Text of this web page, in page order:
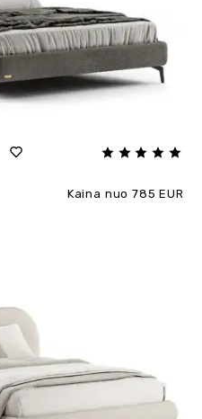
Kaina nuo 785 EUR